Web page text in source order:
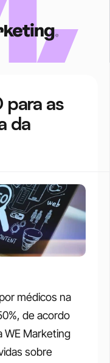
para as
da
médicos na
de acordo
WE Marketing
sobre